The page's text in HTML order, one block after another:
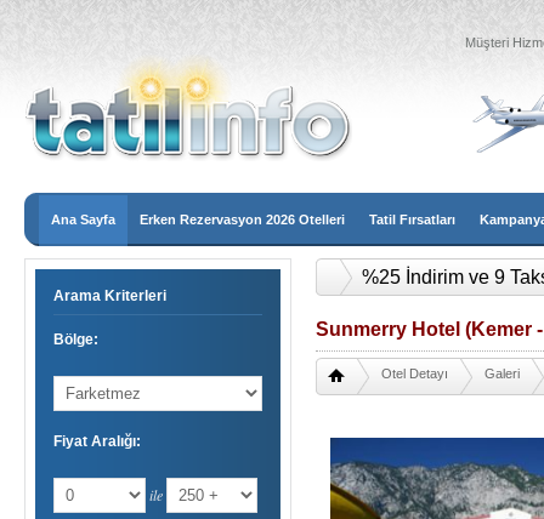
Müşteri
Ana Sayfa Erken Rezervasyon 2026 Otelleri Tatil Fırsatları
Arama Kriterleri
Bölge:
Fiyat Aralığı:
ile
%25 İndirim ve 9
Sunmerry Hotel (Kemer
Otel Detayı Galeri